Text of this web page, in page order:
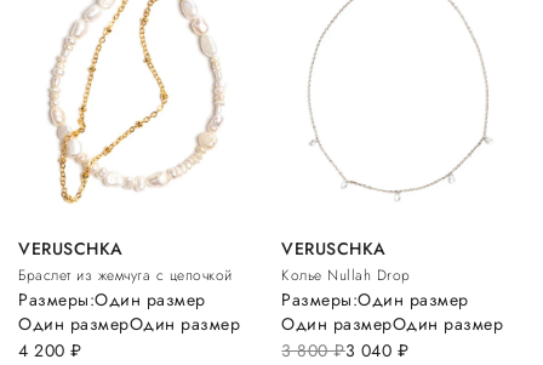
VERUSCHKA
Браслет из жемчуга с цепочкой
4 200 руб.
Размеры:Один размер
Один размерОдин размер
VERUSCHKA
Колье Nullah Drop
3 800руб.3 040 руб.
Размеры:Один размер
Один размерОдин размер